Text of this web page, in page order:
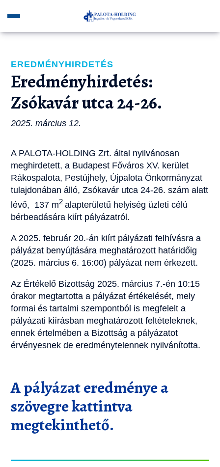
EREDMÉNYHIRDETÉS
Eredményhirdetés:
Zsókavár utca 24-26.
2025. március 12.
A PALOTA-HOLDING Zrt. által nyilvánosan
meghirdetett, a Budapest Főváros XV. kerület
Rákospalota, Pestújhely, Újpalota Önkormányzat
tulajdonában álló, Zsókavár utca 24-26. szám alatt
lévő, 137 m2 alapterületű helyiség üzleti célú
bérbeadására kiírt pályázatról.
A 2025. február 20.-án kiírt pályázati felhívásra a
pályázat benyújtására meghatározott határidőig
(2025. március 6. 16:00) pályázat nem érkezett.
Az Értékelő Bizottság 2025. március 7.-én 10:15
órakor megtartotta a pályázat értékelését, mely
formai és tartalmi szempontból is megfelelt a
pályázati kiírásban meghatározott feltételeknek,
ennek értelmében a Bizottság a pályázatot
érvényesnek de eredménytelennek nyilvánította.
A pályázat eredménye a
szövegre kattintva
megtekinthető.